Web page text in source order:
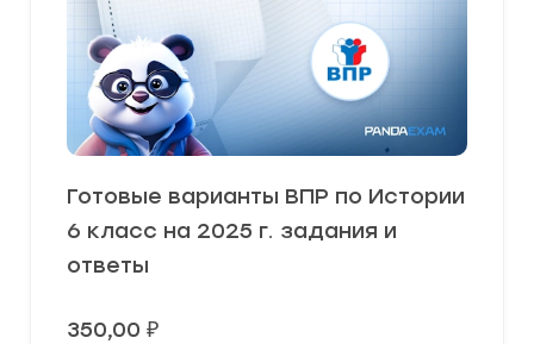
Готовые варианты ВПР по Истории
6 класс на 2025 г. задания и
ответы
350,00 ₽